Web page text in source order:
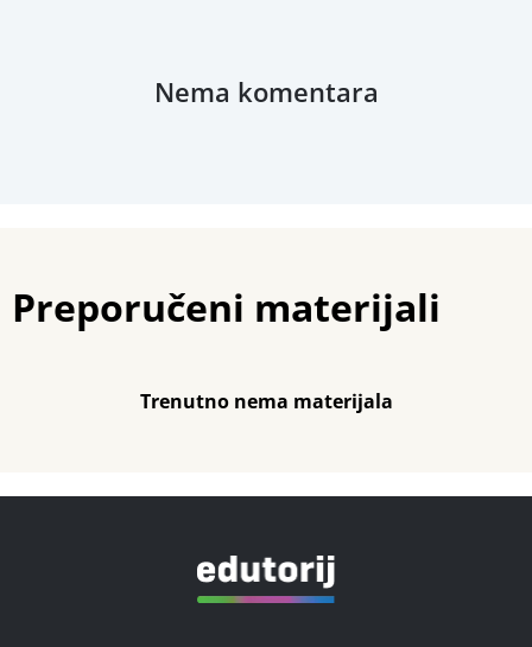
Nema komentara
Preporučeni materijali
Trenutno nema materijala